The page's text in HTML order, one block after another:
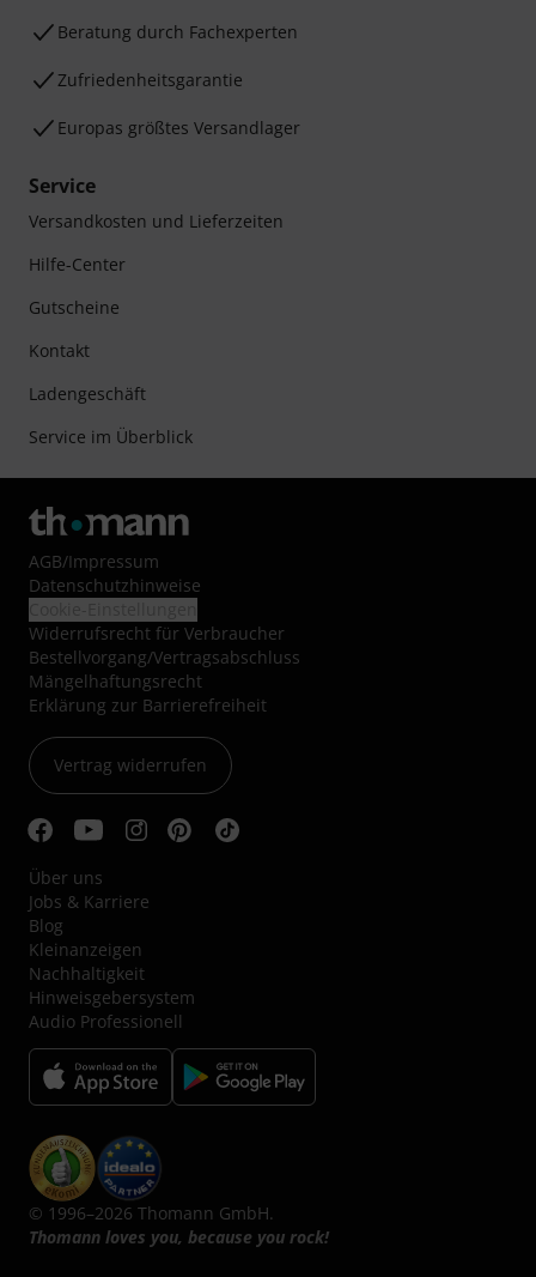
Beratung durch Fachexperten
Zufriedenheitsgarantie
Europas größtes Versandlager
Service
Versandkosten und Lieferzeiten
Hilfe-Center
Gutscheine
Kontakt
Ladengeschäft
Service im Überblick
AGB/Impressum
Datenschutzhinweise
Widerrufsrecht für Verbraucher
Bestellvorgang/Vertragsabschluss
Mängelhaftungsrecht
Erklärung zur Barrierefreiheit
Vertrag widerrufen
Über uns
Jobs & Karriere
Blog
Kleinanzeigen
Nachhaltigkeit
Hinweisgebersystem
Audio Professionell
© 1996–2026 Thomann GmbH.
Thomann loves you, because you rock!